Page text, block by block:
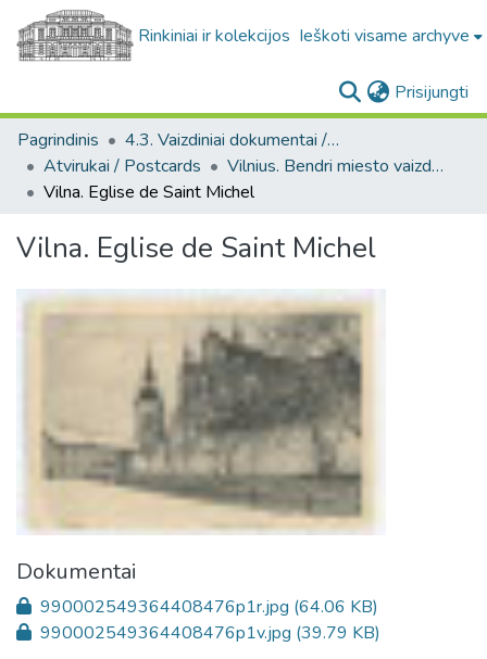
Rinkiniai ir kolekcijos Ieškoti visame archyve
Prisijungti
Pagrindinis
4.3. Vaizdiniai dokumentai / Visual documents
Atvirukai / Postcards
Vilnius. Bendri miesto vaizdai : miesto ir jo apylinkių fotografinių atvirukų rinkinys
Vilna. Eglise de Saint Michel
Vilna. Eglise de Saint Michel
Dokumentai
990002549364408476p1r.jpg (64.06 KB)
990002549364408476p1v.jpg (39.79 KB)